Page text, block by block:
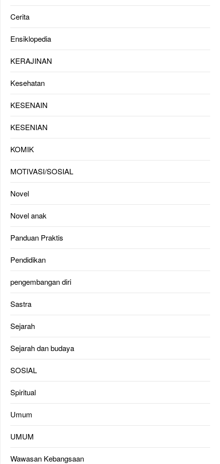
Cerita
Ensiklopedia
KERAJINAN
Kesehatan
KESENAIN
KESENIAN
KOMIK
MOTIVASI/SOSIAL
Novel
Novel anak
Panduan Praktis
Pendidikan
pengembangan diri
Sastra
Sejarah
Sejarah dan budaya
SOSIAL
Spiritual
Umum
UMUM
Wawasan Kebangsaan